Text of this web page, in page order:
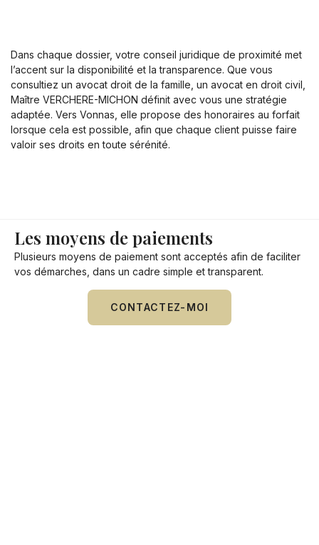
Dans chaque dossier, votre conseil juridique de proximité met
l’accent sur la disponibilité et la transparence. Que vous
consultiez un avocat droit de la famille, un avocat en droit civil,
Maître VERCHERE-MICHON définit avec vous une stratégie
adaptée. Vers Vonnas, elle propose des honoraires au forfait
lorsque cela est possible, afin que chaque client puisse faire
valoir ses droits en toute sérénité.
Les moyens de paiements
Plusieurs moyens de paiement sont acceptés afin de faciliter
vos démarches, dans un cadre simple et transparent.
CONTACTEZ-MOI